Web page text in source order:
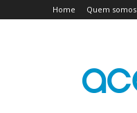
Home Quem somos